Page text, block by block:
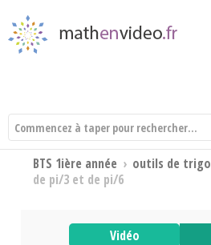
BTS 1ière année › outils de trigo
de pi/3 et de pi/6
Vidéo